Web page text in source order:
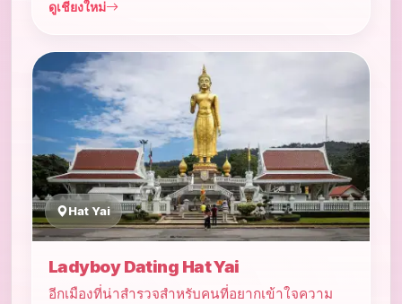
ดูเชียงใหม่
Hat Yai
Ladyboy Dating Hat Yai
อีกเมืองที่น่าสำรวจสำหรับคนที่อยากเข้าใจความ